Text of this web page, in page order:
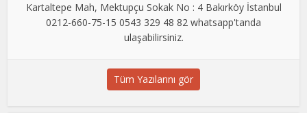
Kartaltepe Mah, Mektupçu Sokak No : 4 Bakırköy İstanbul
0212-660-75-15 0543 329 48 82 whatsapp'tanda
ulaşabilirsiniz.
Tüm Yazılarını gör